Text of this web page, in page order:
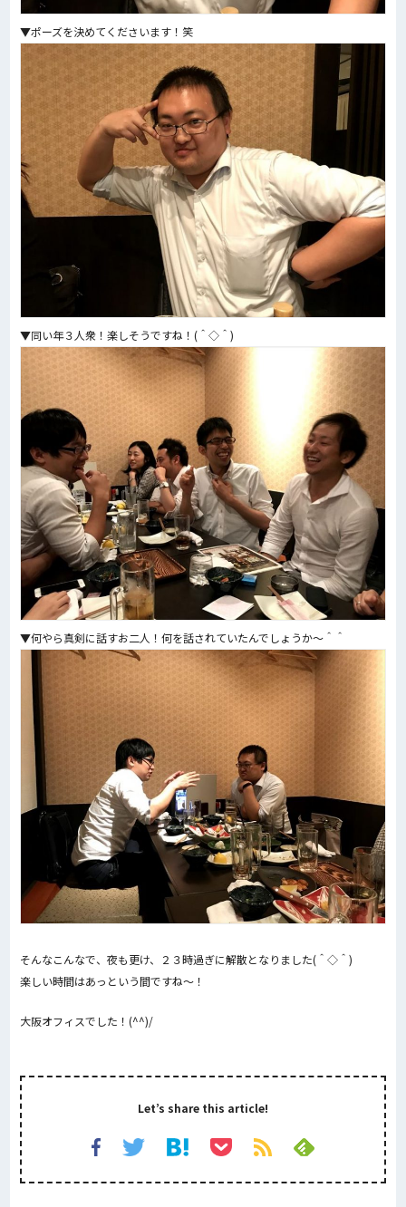
▼ポーズを決めてくださいます！笑
▼同い年３人衆！楽しそうですね！(＾◇＾)
▼何やら真剣に話すお二人！何を話されていたんでしょうか～＾＾
そんなこんなで、夜も更け、２３時過ぎに解散となりました(＾◇＾)
楽しい時間はあっという間ですね～！
大阪オフィスでした！(^^)/
Let’s share this article!